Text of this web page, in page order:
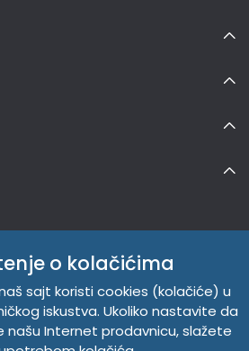
o kolačićima
sajt koristi cookies (kolačiće) u
iskustva. Ukoliko nastavite da
Internet prodavnicu, slažete